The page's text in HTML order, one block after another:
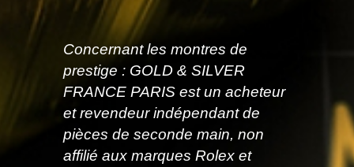
Concernant les montres de
prestige : GOLD & SILVER
FRANCE PARIS est un acheteur
et revendeur indépendant de
pièces de seconde main, non
affilié aux marques Rolex et